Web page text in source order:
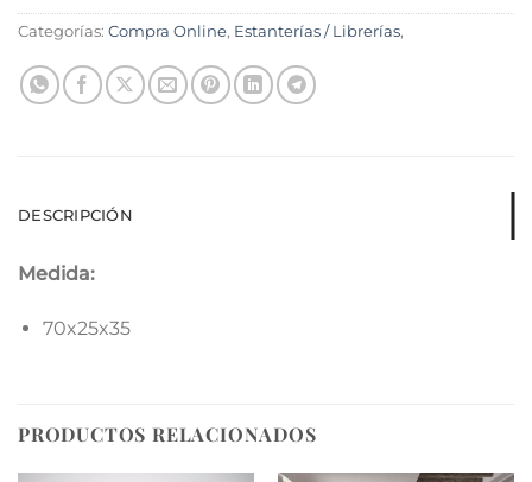
Categorías: Compra Online, Estanterías / Librerías,
DESCRIPCIÓN
Medida:
70x25x35
PRODUCTOS RELACIONADOS